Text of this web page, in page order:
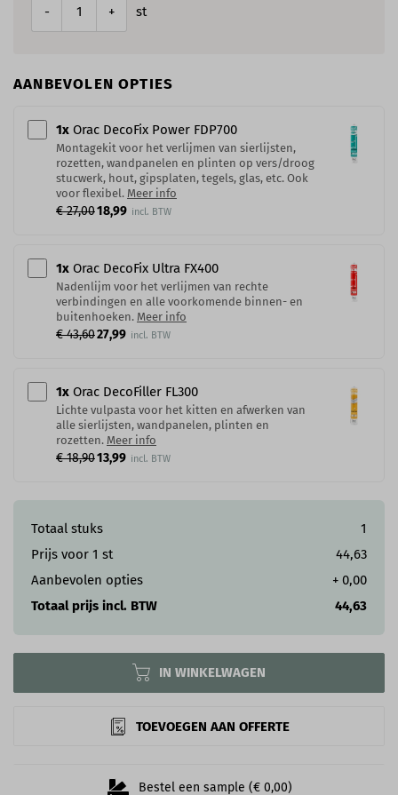
- + st
Totaal stuks
1
Prijs voor 1 st
44,63
Aanbevolen opties
+ 0,00
Totaal prijs incl. BTW
44,63
AANBEVOLEN OPTIES
1x Orac DecoFix Power​ FDP700
Montagekit voor het verlijmen van sierlijsten,
rozetten, wandpanelen en plinten op vers/droog
stucwerk, hout, gipsplaten, tegels, glas, etc. Ook
voor flexibel. Meer info
€ 27,0018,99
1x Orac DecoFix Ultra FX400
Nadenlijm voor het verlijmen van rechte
verbindingen en alle voorkomende binnen- en
buitenhoeken. Meer info
€ 43,6027,99
1x Orac DecoFiller FL300
Lichte vulpasta voor het kitten en afwerken van
alle sierlijsten, wandpanelen, plinten en
rozetten. Meer info
€ 18,9013,99
Bestel een sample (€ 0,00)
IN WINKELWAGEN
TOEVOEGEN AAN OFFERTE